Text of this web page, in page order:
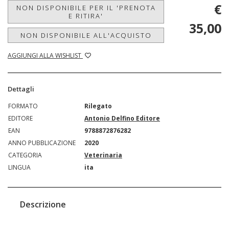
NON DISPONIBILE PER IL 'PRENOTA
E RITIRA'
NON DISPONIBILE ALL'ACQUISTO
AGGIUNGI ALLA WISHLIST
€
35,00
Dettagli
FORMATO
Rilegato
EDITORE
Antonio Delfino Editore
EAN
9788872876282
ANNO PUBBLICAZIONE
2020
CATEGORIA
Veterinaria
LINGUA
ita
Descrizione